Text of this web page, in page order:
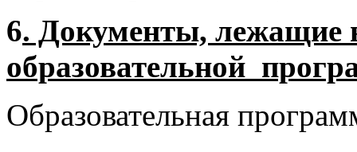
6. Документы, лежащие
образовательной
Образовательная